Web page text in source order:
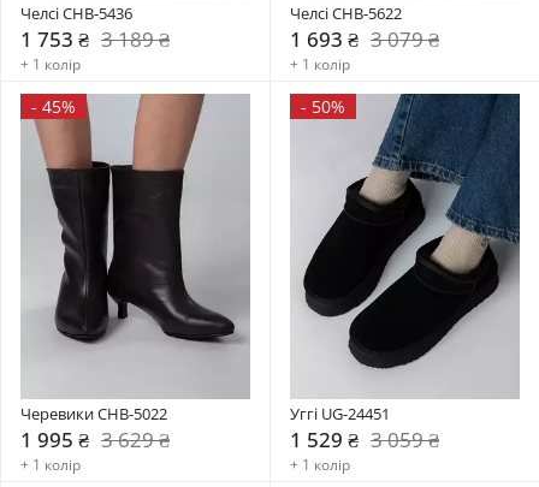
Челсі CHB-5436
1 753 ₴ 3 189 ₴
+ 1 колір
Челсі CHB-5622
1 693 ₴ 3 079 ₴
+ 1 колір
- 45%
Черевики CHB-5022
1 995 ₴ 3 629 ₴
+ 1 колір
- 50%
Уггі UG-24451
1 529 ₴ 3 059 ₴
+ 1 колір